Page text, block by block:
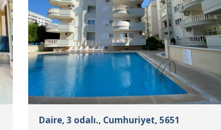
Daire, 3 odalı., Cumhuriyet, 5651